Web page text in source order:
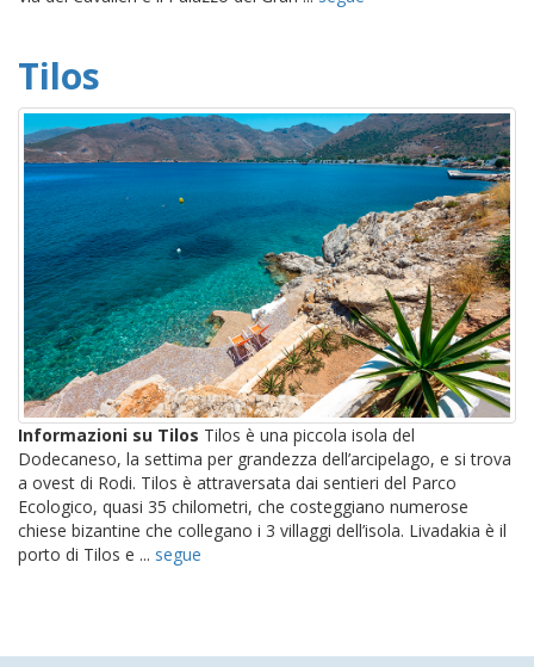
Tilos
Informazioni su Tilos Tilos è una piccola isola del
Dodecaneso, la settima per grandezza dell’arcipelago, e si trova
a ovest di Rodi. Tilos è attraversata dai sentieri del Parco
Ecologico, quasi 35 chilometri, che costeggiano numerose
chiese bizantine che collegano i 3 villaggi dell’isola. Livadakia è il
porto di Tilos e ... segue